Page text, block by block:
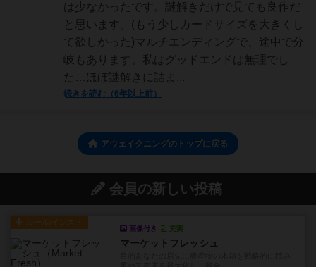
は少なかったです。謎解きだけで見ても良作だ
と思います。(もう少しカードサイズを大きくし
て欲しかった)マルチエンディングで、途中で分
岐もあります。私はグッドエンドは無理でし
た…ほぼ謎解きに詰ま...
続きを読む（6年以上前）
アウェイクニングのトップに戻る
会員の新しい投稿
ルール/インスト
画像付き 充実
マーケットフレッシュ